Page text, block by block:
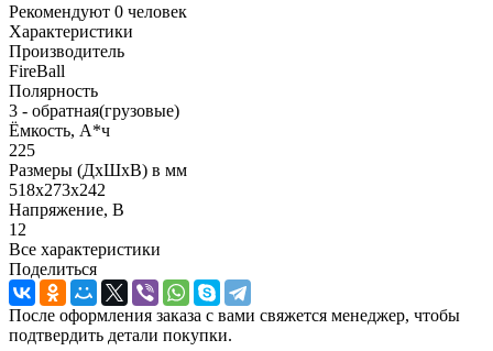
Рекомендуют 0 человек
Характеристики
Производитель
FireBall
Полярность
3 - обратная(грузовые)
Ёмкость, А*ч
225
Размеры (ДхШхВ) в мм
518х273х242
Напряжение, В
12
Все характеристики
Поделиться
После оформления заказа с вами свяжется менеджер, чтобы
подтвердить детали покупки.